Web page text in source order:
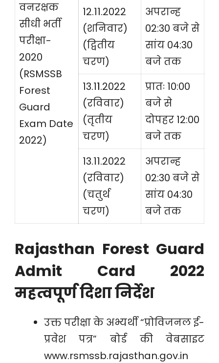
वनरक्षक
सीधी भर्ती
परीक्षा-
2020
(RSMSSB
Forest
Guard
Exam Date
2022)
12.11.2022
(शनिवार)
(द्वितीय
चरण)
अपरान्ह
02:30 बजे से
सांय 04:30
बजे तक
13.11.2022
(रविवार)
(तृतीय
चरण)
प्रातः 10:00
बजे से
दोपहर 12:00
बजे तक
13.11.2022
(रविवार)
(चतुर्थ
चरण)
अपरान्ह
02:30 बजे से
सांय 04:30
बजे तक
Rajasthan Forest Guard
Admit Card 2022
महत्वपूर्ण दिशा निर्देश
उक्त परीक्षा के अभ्यर्थी “प्रोविजनल ई-
प्रवेश पत्र” बोर्ड की वेबसाइट
www.rsmssb.rajasthan.gov.in